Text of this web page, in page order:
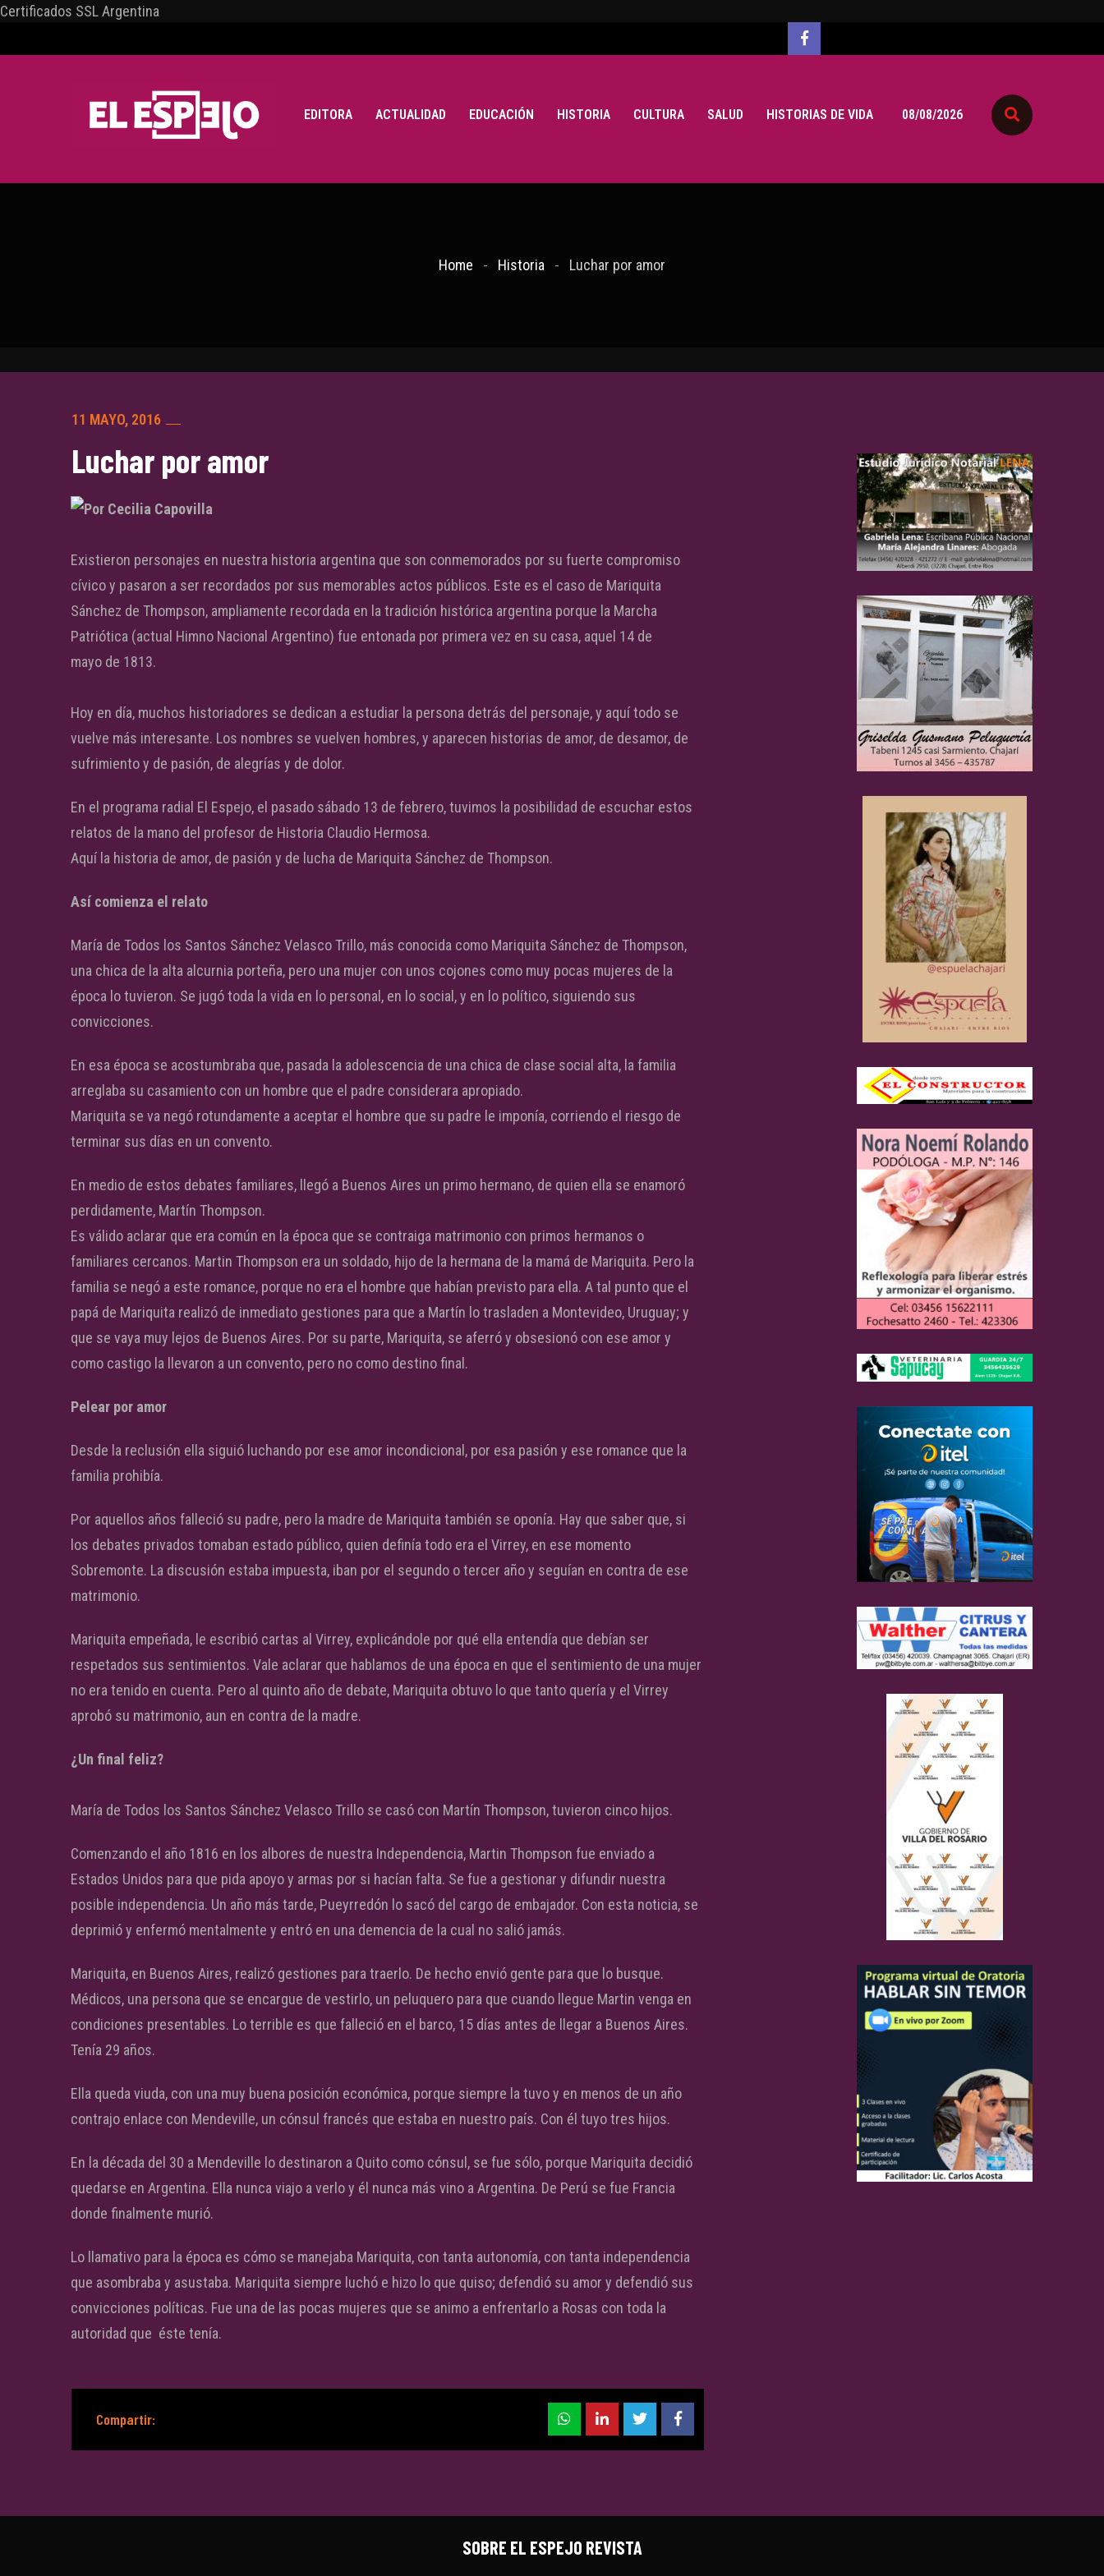
Certificados SSL Argentina
EDITORA ACTUALIDAD EDUCACIÓN HISTORIA CULTURA SALUD HISTORIAS DE VIDA 08/08/2026
Home Historia Luchar por amor
11 MAYO, 2016
Luchar por amor
Por Cecilia Capovilla
Existieron personajes en nuestra historia argentina que son conmemorados por su fuerte compromiso
cívico y pasaron a ser recordados por sus memorables actos públicos. Este es el caso de Mariquita
Sánchez de Thompson, ampliamente recordada en la tradición histórica argentina porque la Marcha
Patriótica (actual Himno Nacional Argentino) fue entonada por primera vez en su casa, aquel 14 de
mayo de 1813.
Hoy en día, muchos historiadores se dedican a estudiar la persona detrás del personaje, y aquí todo se
vuelve más interesante. Los nombres se vuelven hombres, y aparecen historias de amor, de desamor, de
sufrimiento y de pasión, de alegrías y de dolor.
En el programa radial El Espejo, el pasado sábado 13 de febrero, tuvimos la posibilidad de escuchar estos
relatos de la mano del profesor de Historia Claudio Hermosa.
Aquí la historia de amor, de pasión y de lucha de Mariquita Sánchez de Thompson.
Así comienza el relato
María de Todos los Santos Sánchez Velasco Trillo, más conocida como Mariquita Sánchez de Thompson,
una chica de la alta alcurnia porteña, pero una mujer con unos cojones como muy pocas mujeres de la
época lo tuvieron. Se jugó toda la vida en lo personal, en lo social, y en lo político, siguiendo sus
convicciones.
En esa época se acostumbraba que, pasada la adolescencia de una chica de clase social alta, la familia
arreglaba su casamiento con un hombre que el padre considerara apropiado.
Mariquita se va negó rotundamente a aceptar el hombre que su padre le imponía, corriendo el riesgo de
terminar sus días en un convento.
En medio de estos debates familiares, llegó a Buenos Aires un primo hermano, de quien ella se enamoró
perdidamente, Martín Thompson.
Es válido aclarar que era común en la época que se contraiga matrimonio con primos hermanos o
familiares cercanos. Martin Thompson era un soldado, hijo de la hermana de la mamá de Mariquita. Pero la
familia se negó a este romance, porque no era el hombre que habían previsto para ella. A tal punto que el
papá de Mariquita realizó de inmediato gestiones para que a Martín lo trasladen a Montevideo, Uruguay; y
que se vaya muy lejos de Buenos Aires. Por su parte, Mariquita, se aferró y obsesionó con ese amor y
como castigo la llevaron a un convento, pero no como destino final.
Pelear por amor
Desde la reclusión ella siguió luchando por ese amor incondicional, por esa pasión y ese romance que la
familia prohibía.
Por aquellos años falleció su padre, pero la madre de Mariquita también se oponía. Hay que saber que, si
los debates privados tomaban estado público, quien definía todo era el Virrey, en ese momento
Sobremonte. La discusión estaba impuesta, iban por el segundo o tercer año y seguían en contra de ese
matrimonio.
Mariquita empeñada, le escribió cartas al Virrey, explicándole por qué ella entendía que debían ser
respetados sus sentimientos. Vale aclarar que hablamos de una época en que el sentimiento de una mujer
no era tenido en cuenta. Pero al quinto año de debate, Mariquita obtuvo lo que tanto quería y el Virrey
aprobó su matrimonio, aun en contra de la madre.
¿Un final feliz?
María de Todos los Santos Sánchez Velasco Trillo se casó con Martín Thompson, tuvieron cinco hijos.
Comenzando el año 1816 en los albores de nuestra Independencia, Martin Thompson fue enviado a
Estados Unidos para que pida apoyo y armas por si hacían falta. Se fue a gestionar y difundir nuestra
posible independencia. Un año más tarde, Pueyrredón lo sacó del cargo de embajador. Con esta noticia, se
deprimió y enfermó mentalmente y entró en una demencia de la cual no salió jamás.
Mariquita, en Buenos Aires, realizó gestiones para traerlo. De hecho envió gente para que lo busque.
Médicos, una persona que se encargue de vestirlo, un peluquero para que cuando llegue Martin venga en
condiciones presentables. Lo terrible es que falleció en el barco, 15 días antes de llegar a Buenos Aires.
Tenía 29 años.
Ella queda viuda, con una muy buena posición económica, porque siempre la tuvo y en menos de un año
contrajo enlace con Mendeville, un cónsul francés que estaba en nuestro país. Con él tuyo tres hijos.
En la década del 30 a Mendeville lo destinaron a Quito como cónsul, se fue sólo, porque Mariquita decidió
quedarse en Argentina. Ella nunca viajo a verlo y él nunca más vino a Argentina. De Perú se fue Francia
donde finalmente murió.
Lo llamativo para la época es cómo se manejaba Mariquita, con tanta autonomía, con tanta independencia
que asombraba y asustaba. Mariquita siempre luchó e hizo lo que quiso; defendió su amor y defendió sus
convicciones políticas. Fue una de las pocas mujeres que se animo a enfrentarlo a Rosas con toda la
autoridad que éste tenía.
Compartir:
SOBRE EL ESPEJO REVISTA